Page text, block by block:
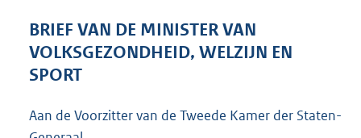
e
:
b
BRIEF VAN DE MINISTER VAN
VOLKSGEZONDHEID, WELZIJN EN
SPORT
Aan de Voorzitter van de Tweede Kamer der Staten-